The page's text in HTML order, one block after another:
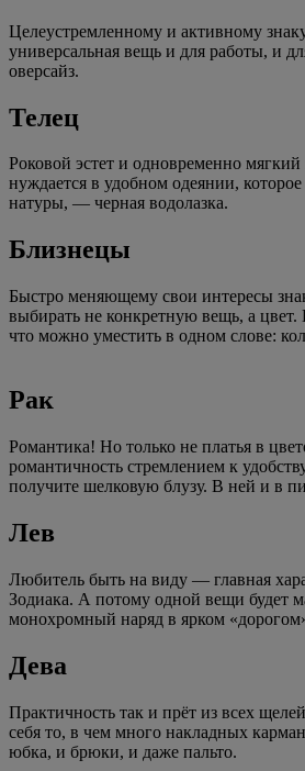
Целеустремленному и активному
универсальная вещь и для работы, и
оверсайз.
Телец
Роковой эстет и одновременно мягкий
нуждается в удобном одеянии,
натуры, — черная водолазка.
Близнецы
Быстро меняющему свои интересы
выбирать не конкретную вещь, а цвет.
что можно уместить в одном слове:
Рак
Романтика! Но только не платья в
романтичность стремлением к
получите шелковую блузу. В ней и в
Лев
Любитель быть на виду — главная
Зодиака. А потому одной вещи будет
монохромный наряд в ярком
Дева
Практичность так и прёт из всех
себя то, в чем много накладных
юбка, и брюки, и даже пальто.